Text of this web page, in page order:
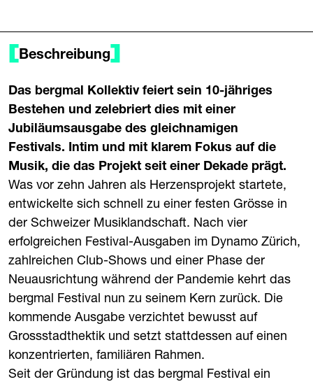
Beschreibung
Das bergmal Kollektiv feiert sein 10-jähriges
Bestehen und zelebriert dies mit einer
Jubiläumsausgabe des gleichnamigen
Festivals. Intim und mit klarem Fokus auf die
Musik, die das Projekt seit einer Dekade prägt.
Was vor zehn Jahren als Herzensprojekt startete,
entwickelte sich schnell zu einer festen Grösse in
der Schweizer Musiklandschaft. Nach vier
erfolgreichen Festival-Ausgaben im Dynamo Zürich,
zahlreichen Club-Shows und einer Phase der
Neuausrichtung während der Pandemie kehrt das
bergmal Festival nun zu seinem Kern zurück. Die
kommende Ausgabe verzichtet bewusst auf
Grossstadthektik und setzt stattdessen auf einen
konzentrierten, familiären Rahmen.
Seit der Gründung ist das bergmal Festival ein